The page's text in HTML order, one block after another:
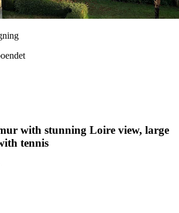
with stunning Loire view, large
tennis